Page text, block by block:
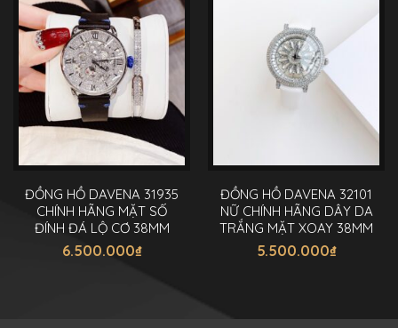
ĐỒNG HỒ DAVENA 31935
CHÍNH HÃNG MẶT SỐ
ĐÍNH ĐÁ LỘ CƠ 38MM
6.500.000₫
ĐỒNG HỒ DAVENA 32101
NỮ CHÍNH HÃNG DÂY DA
TRẮNG MẶT XOAY 38MM
5.500.000₫